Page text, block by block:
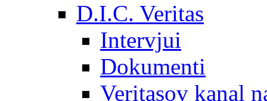
D.I.C. Veritas
Intervjui
Dokumenti
Veritasov kanal